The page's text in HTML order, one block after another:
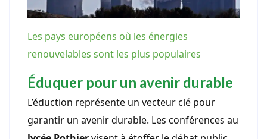
Les pays européens où les énergies
renouvelables sont les plus populaires
Éduquer pour un avenir durable
L’éduction représente un vecteur clé pour
garantir un avenir durable. Les conférences au